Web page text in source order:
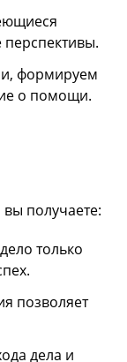
формируем
о помощи.
получаете:
только
позволяет
дела и